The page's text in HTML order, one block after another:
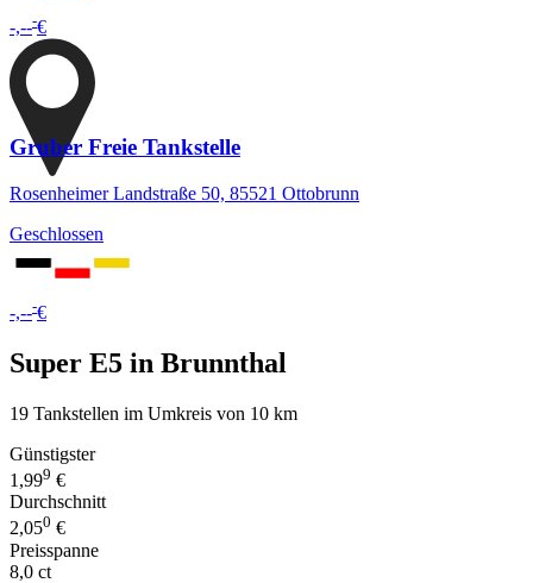
-,---€
Gruber Freie Tankstelle
Rosenheimer Landstraße 50, 85521 Ottobrunn
Geschlossen
-,---€
Super E5 in Brunnthal
19 Tankstellen im Umkreis von 10 km
Günstigster
1,999 €
Durchschnitt
2,050 €
Preisspanne
8,0 ct